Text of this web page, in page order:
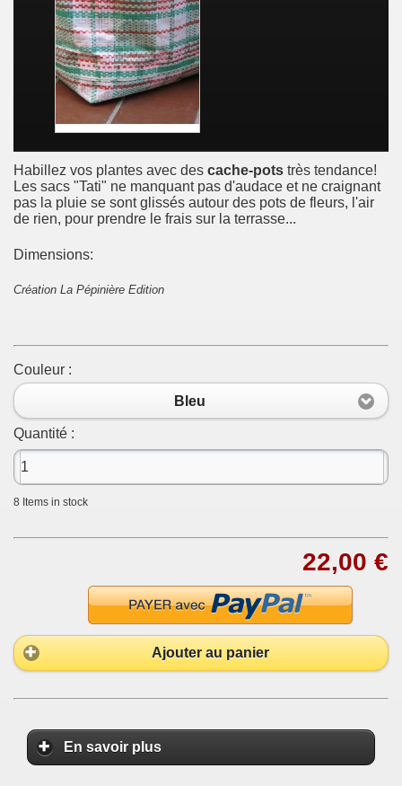
Habillez vos plantes avec des cache-pots très tendance!
Les sacs "Tati" ne manquant pas d'audace et ne craignant
pas la pluie se sont glissés autour des pots de fleurs, l'air
de rien, pour prendre le frais sur la terrasse...
Dimensions:
Création La Pépinière Edition
Couleur :
Bleu
Quantité :
8 Items in stock
22,00 €
Ajouter au panier
En savoir plus